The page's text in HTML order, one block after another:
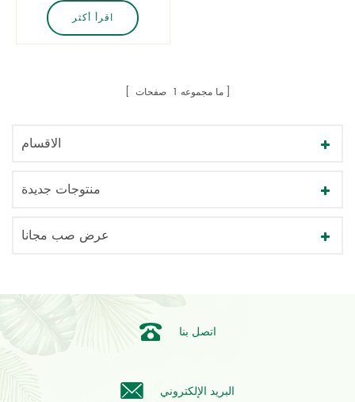
اقرأ أكثر
ما مجموعه 1 صفحات
الاقسام
منتوجات جديدة
عرض صب مجانا
اتصل بنا
البريد الإلكتروني